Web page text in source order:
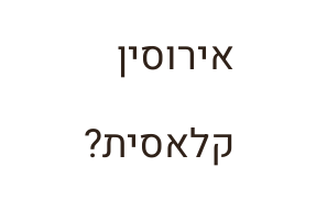
אירוסין
קלאסית?